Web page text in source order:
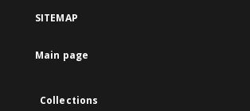
SITEMAP
Main page
Collections